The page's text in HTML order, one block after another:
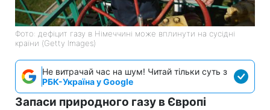
Фото: дефіцит газу в Німеччині може вплинути на сусідні
країни (Getty Images)
Не витрачай час на шум! Читай тільки суть з
РБК-Україна у Google
Запаси природного газу в Європі